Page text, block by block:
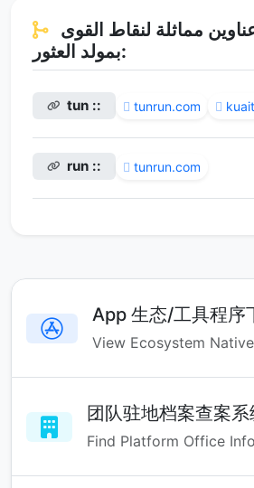
بمولد العثور:
tun :: tunrun.com
run :: tunrun.com
App 生态/工具程序
View Ecosystem
团队驻地档案查案系
Find Platform Office